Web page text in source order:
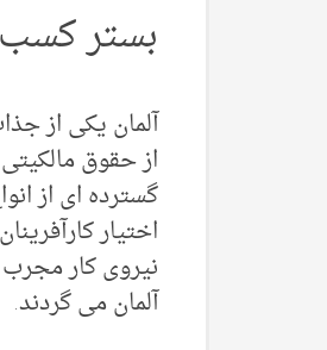
بستر
آلمان یکی از
از حقوق
گسترده ای از
اختیار
نیروی کار
آلمان می گردند.